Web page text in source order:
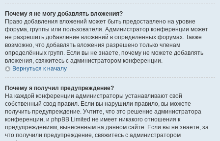
Почему я не могу добавлять вложения?
Право добавления вложений может быть предоставлено на уровне
форума, группы или пользователя. Администратор конференции может
не разрешить добавление вложений в определённых форумах. Также
возможно, что добавлять вложения разрешено только членам
определённых групп. Если вы не знаете, почему не можете добавлять
вложения, свяжитесь с администратором конференции.
Вернуться к началу
Почему я получил предупреждение?
На каждой конференции администраторы устанавливают свой
собственный свод правил. Если вы нарушили правило, вы можете
получить предупреждение. Учтите, что это решение администратора
конференции, и phpBB Limited не имеет никакого отношения к
предупреждениям, вынесенным на данном сайте. Если вы не знаете, за
что получили предупреждение, свяжитесь с администратором